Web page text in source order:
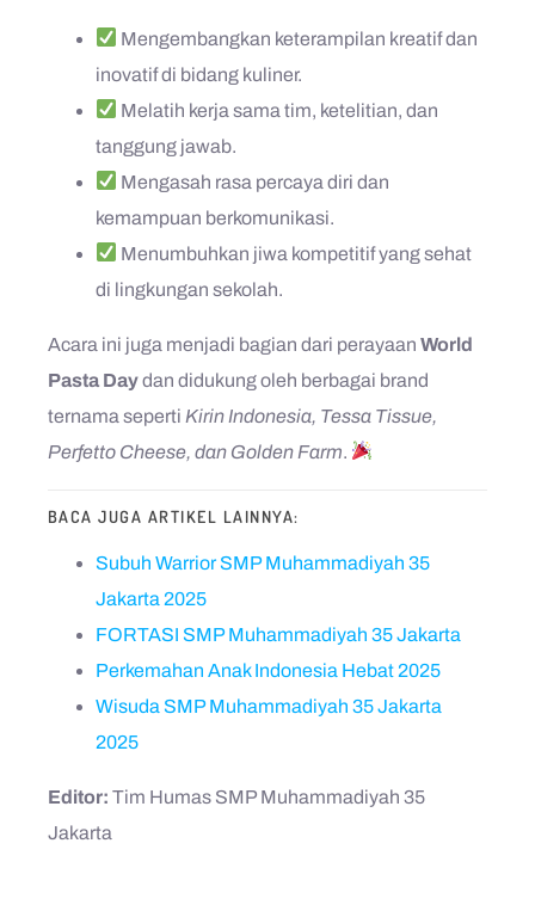
Mengembangkan keterampilan kreatif dan
inovatif di bidang kuliner.
Melatih kerja sama tim, ketelitian, dan
tanggung jawab.
Mengasah rasa percaya diri dan
kemampuan berkomunikasi.
Menumbuhkan jiwa kompetitif yang sehat
di lingkungan sekolah.
Acara ini juga menjadi bagian dari perayaan World
Pasta Daydan didukung oleh berbagai brand
ternama seperti Kirin Indonesia, Tessa Tissue,
Perfetto Cheese, dan Golden Farm.
BACA JUGA ARTIKEL LAINNYA:
Subuh Warrior SMP Muhammadiyah 35
Jakarta 2025
FORTASI SMP Muhammadiyah 35 Jakarta
Perkemahan Anak Indonesia Hebat 2025
Wisuda SMP Muhammadiyah 35 Jakarta
2025
Editor: Tim Humas SMP Muhammadiyah 35
Jakarta